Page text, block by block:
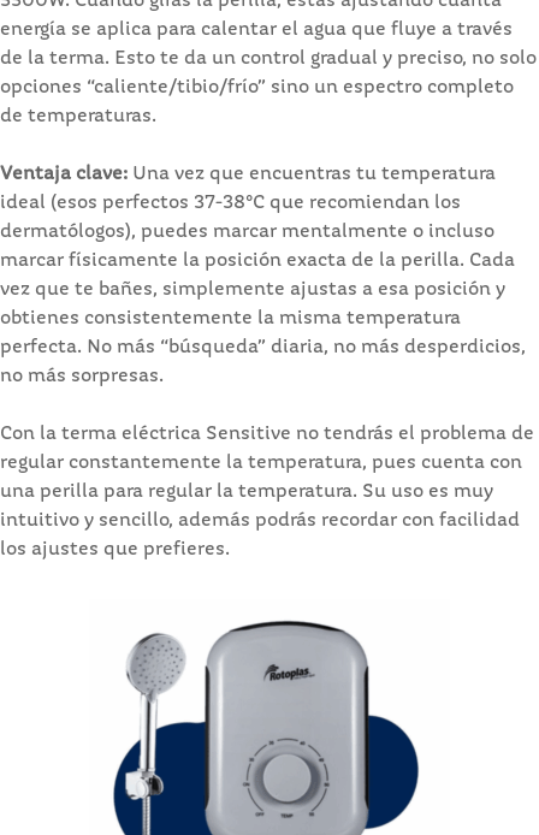
energía se aplica para calentar el agua que fluye a través
de la terma. Esto te da un control gradual y preciso, no solo
opciones “caliente/tibio/frío” sino un espectro completo
de temperaturas.
Ventaja clave: Una vez que encuentras tu temperatura
ideal (esos perfectos 37-38°C que recomiendan los
dermatólogos), puedes marcar mentalmente o incluso
marcar físicamente la posición exacta de la perilla. Cada
vez que te bañes, simplemente ajustas a esa posición y
obtienes consistentemente la misma temperatura
perfecta. No más “búsqueda” diaria, no más desperdicios,
no más sorpresas.
Con la terma eléctrica Sensitive no tendrás el problema de
regular constantemente la temperatura, pues cuenta con
una perilla para regular la temperatura. Su uso es muy
intuitivo y sencillo, además podrás recordar con facilidad
los ajustes que prefieres.